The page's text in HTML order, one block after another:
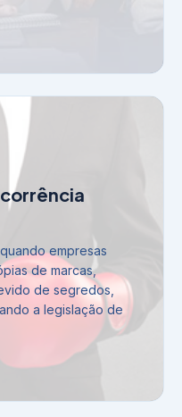
empresas
de marcas,
de segredos,
a legislação de